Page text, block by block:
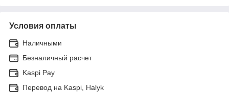
Условия оплаты
Наличными
Безналичный расчет
Kaspi Pay
Перевод на Kaspi, Halyk